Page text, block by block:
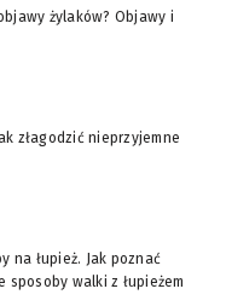
żylaków? Objawy i
złagodzić nieprzyjemne
na łupież. Jak poznać
sposoby walki z łupieżem